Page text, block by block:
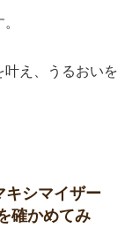
え、うるおいを
キシマイザー
確かめてみ